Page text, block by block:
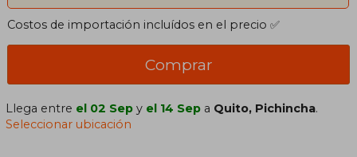
Costos de importación incluídos en el precio ✅
Comprar
Llega entre el 02 Sep y el 14 Sep a Quito, Pichincha.
Seleccionar ubicación